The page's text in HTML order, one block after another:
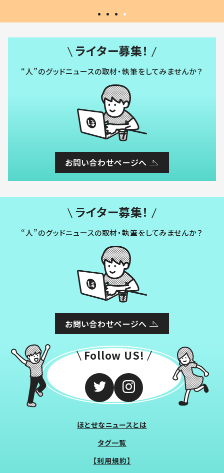
ライター募集！
“人”のグッドニュースの取材・執筆をしてみませんか？
お問い合わせページへ
ライター募集！
“人”のグッドニュースの取材・執筆をしてみませんか？
お問い合わせページへ
Follow US!
ほとせなニュースとは
タグ一覧
【利用規約】